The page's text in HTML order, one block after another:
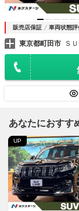
販売店保証 車両状態評
東京都町田市 Ｓ
あなたにおすす
UP